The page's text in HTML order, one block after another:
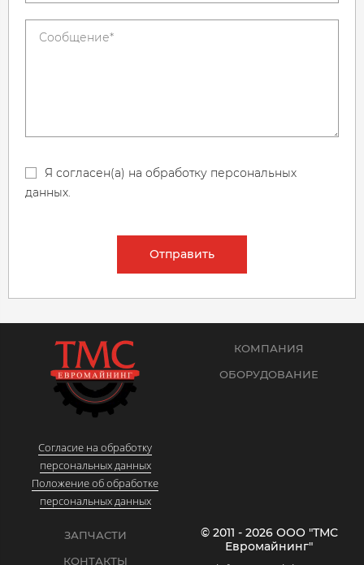
Я согласен(а) на обработку персональных
данных.
Отправить
Согласие на обработку
персональных данных
Положение об обработке
персональных данных
КОМПАНИЯ
ОБОРУДОВАНИЕ
ЗАПЧАСТИ
КОНТАКТЫ
© 2011 - 2026 ООО "ТМС
Евромайнинг"